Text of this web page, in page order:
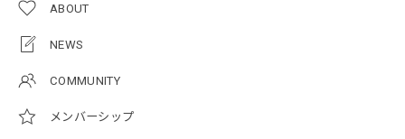
ABOUT
NEWS
COMMUNITY
メンバーシップ